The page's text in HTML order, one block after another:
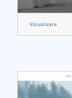
Vizualizare